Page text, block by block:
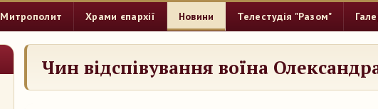
Митрополит Храми єпархії Новини Телестудія "Разом"
Чин відспівування воїна